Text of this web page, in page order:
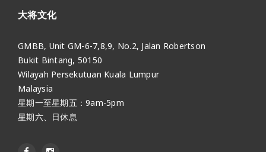
大将文化
GMBB, Unit GM-6-7,8,9, No.2, Jalan Robertson
Bukit Bintang, 50150
Wilayah Persekutuan Kuala Lumpur
Malaysia
星期一至星期五：9am-5pm
星期六、日休息